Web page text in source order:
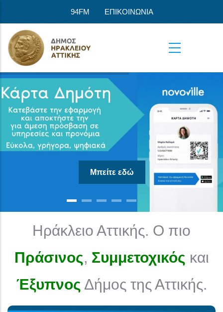
94FM ΕΠΙΚΟΙΝΩΝΙΑ
Μπείτε εδώ
Ηράκλειο Αττικής. Ο πιο
Πράσινος, Συμμετοχικός και
Έξυπνος Δήμος της Αττικής.